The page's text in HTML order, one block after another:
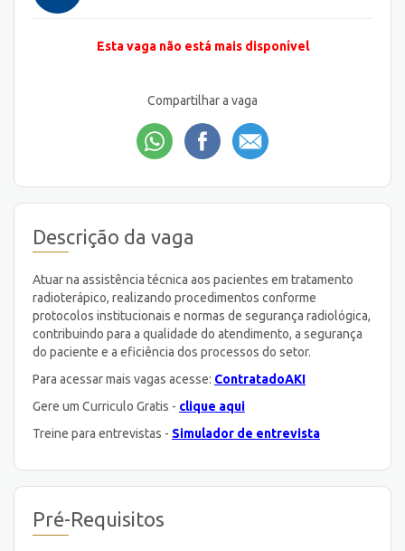
Esta vaga não está mais disponível
Compartilhar a vaga
Descrição da vaga
Atuar na assistência técnica aos pacientes em tratamento
radioterápico, realizando procedimentos conforme
protocolos institucionais e normas de segurança radiológica,
contribuindo para a qualidade do atendimento, a segurança
do paciente e a eficiência dos processos do setor.
Para acessar mais vagas acesse: ContratadoAKI
Gere um Curriculo Gratis - clique aqui
Treine para entrevistas - Simulador de entrevista
Pré-Requisitos